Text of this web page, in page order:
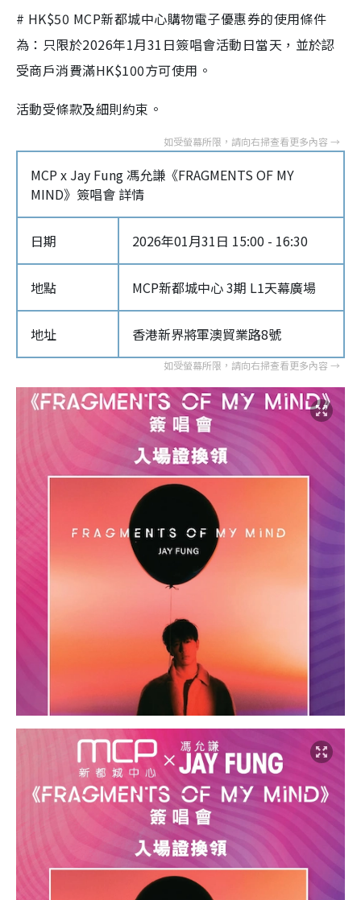
# HK$50 MCP新都城中心購物電子優惠券的使用條件
為：只限於2026年1月31日簽唱會活動日當天，並於認
受商戶消費滿HK$100方可使用。
活動受條款及細則約束。
MCP x Jay Fung 馮允謙《FRAGMENTS OF MY
MIND》簽唱會 詳情
日期 2026年01月31日 15:00 - 16:30
地點 MCP新都城中心 3期 L1天幕廣場
地址 香港新界將軍澳貿業路8號